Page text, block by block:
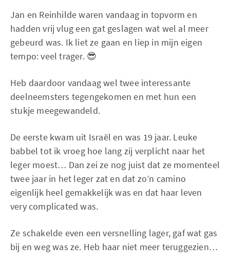
Jan en Reinhilde waren vandaag in topvorm en
hadden vrij vlug een gat geslagen wat wel al meer
gebeurd was. Ik liet ze gaan en liep in mijn eigen
tempo: veel trager. 😎
Heb daardoor vandaag wel twee interessante
deelneemsters tegengekomen en met hun een
stukje meegewandeld.
De eerste kwam uit Israël en was 19 jaar. Leuke
babbel tot ik vroeg hoe lang zij verplicht naar het
leger moest… Dan zei ze nog juist dat ze momenteel
twee jaar in het leger zat en dat zo’n camino
eigenlijk heel gemakkelijk was en dat haar leven
very complicated was.
Ze schakelde even een versnelling lager, gaf wat gas
bij en weg was ze. Heb haar niet meer teruggezien…